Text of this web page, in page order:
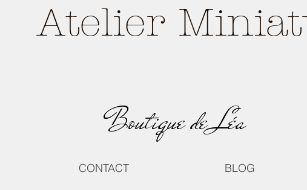
Atelier
Boutique de Léa
CONTACT BLOG